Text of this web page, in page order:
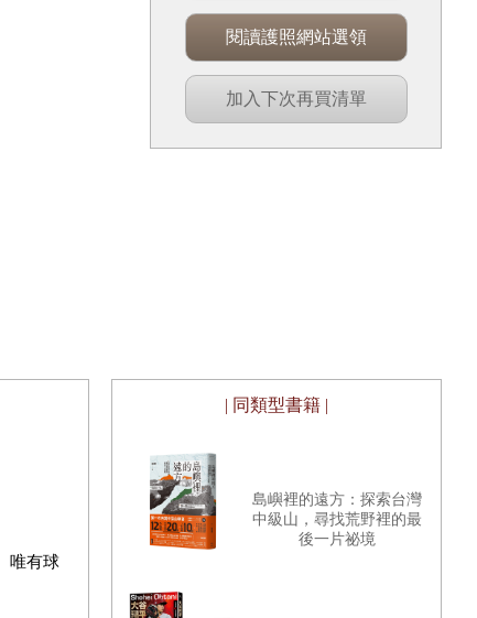
閱讀護照網站選領
加入下次再買清單
唯有球
| 同類型書籍 |
島嶼裡的遠方：探索台灣
中級山，尋找荒野裡的最
後一片祕境